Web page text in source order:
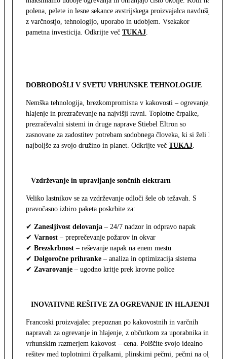
polena, pelete in lesne sekance avstrijskega proizvajalca navdušijo
z varčnostjo, tehnologijo, uporabo in udobjem. Vsekakor
pametna investicija. Odkrijte več TUKAJ.
DOBRODOŠLI V SVETU VRHUNSKE TEHNOLOGIJE
Nemška tehnologija, brezkompromisna v kakovosti – ogrevanje,
hlajenje in prezračevanje na najvišji ravni. Toplotne črpalke,
prezračevalni sistemi in druge naprave Stiebel Eltron so
zasnovane za zadostitev potrebam sodobnega človeka, ki si želi le
najboljše za svojo družino in planet. Odkrijte več TUKAJ.
Vzdrževanje in upravljanje sončnih elektrarn
Veliko lastnikov se za vzdrževanje odloči šele ob težavah. S
pravočasno izbiro paketa poskrbite za:
✔ Zanesljivost delovanja – 24/7 nadzor in odpravo napak
✔ Varnost – preprečevanje požarov in okvar
✔ Brezskrbnost – reševanje napak na enem mestu
✔ Dolgoročne prihranke – analiza in optimizacija sistema
✔ Zavarovanje – ugodno kritje prek krovne police
INOVATIVNE REŠITVE ZA OGREVANJE IN HLAJENJE
Francoski proizvajalec prepoznan po kakovostnih in varčnih
napravah za ogrevanje in hlajenje, z občutkom za uporabnika in z
vrhunskim razmerjem kakovost – cena. Poiščite svojo idealno
rešitev med toplotnimi črpalkami, plinskimi pečmi, pečmi na olje